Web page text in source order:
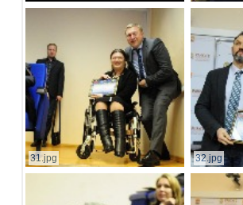
31.jpg 32.jpg